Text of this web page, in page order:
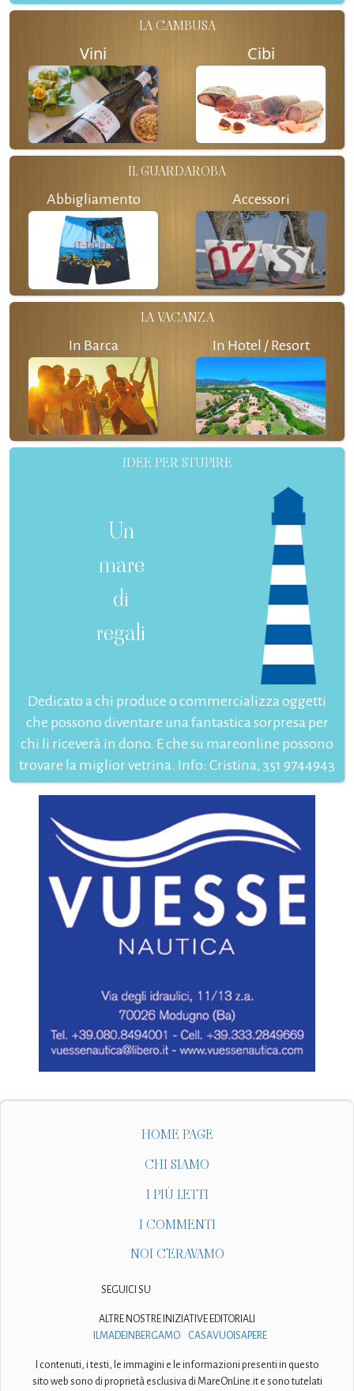
LA CAMBUSA
Vini Cibi
IL GUARDAROBA
Abbigliamento Accessori
LA VACANZA
In Barca In Hotel / Resort
IDEE PER STUPIRE
Un
mare
di
regali
Dedicato a chi produce o commercializza oggetti
che possono diventare una fantastica sorpresa per
chi li riceverà in dono. E che su mareonline possono
trovare la miglior vetrina. Info: Cristina, 351 9744943
HOME PAGE
CHI SIAMO
I PIÙ LETTI
I COMMENTI
NOI C'ERAVAMO
SEGUICI SU
ALTRE NOSTRE INIZIATIVE EDITORIALI
ILMADEINBERGAMO
CASAVUOISAPERE
I contenuti, i testi, le immagini e le informazioni presenti in questo
sito web sono di proprietà esclusiva di MareOnLine.it e sono tutelati